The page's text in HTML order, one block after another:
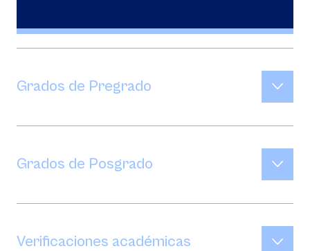
Grados de Pregrado
Grados de Posgrado
Verificaciones académicas